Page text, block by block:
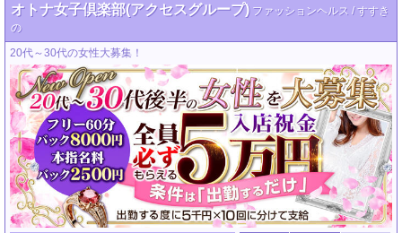
オトナ女子倶楽部(アクセスグループ) ファッションヘルス / すすき
の
20代～30代の女性大募集！